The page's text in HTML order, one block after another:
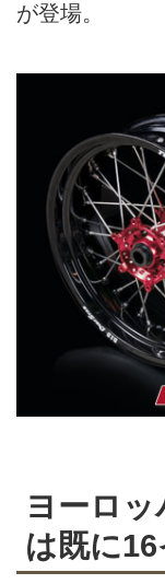
が登場。
ヨーロ
は既に